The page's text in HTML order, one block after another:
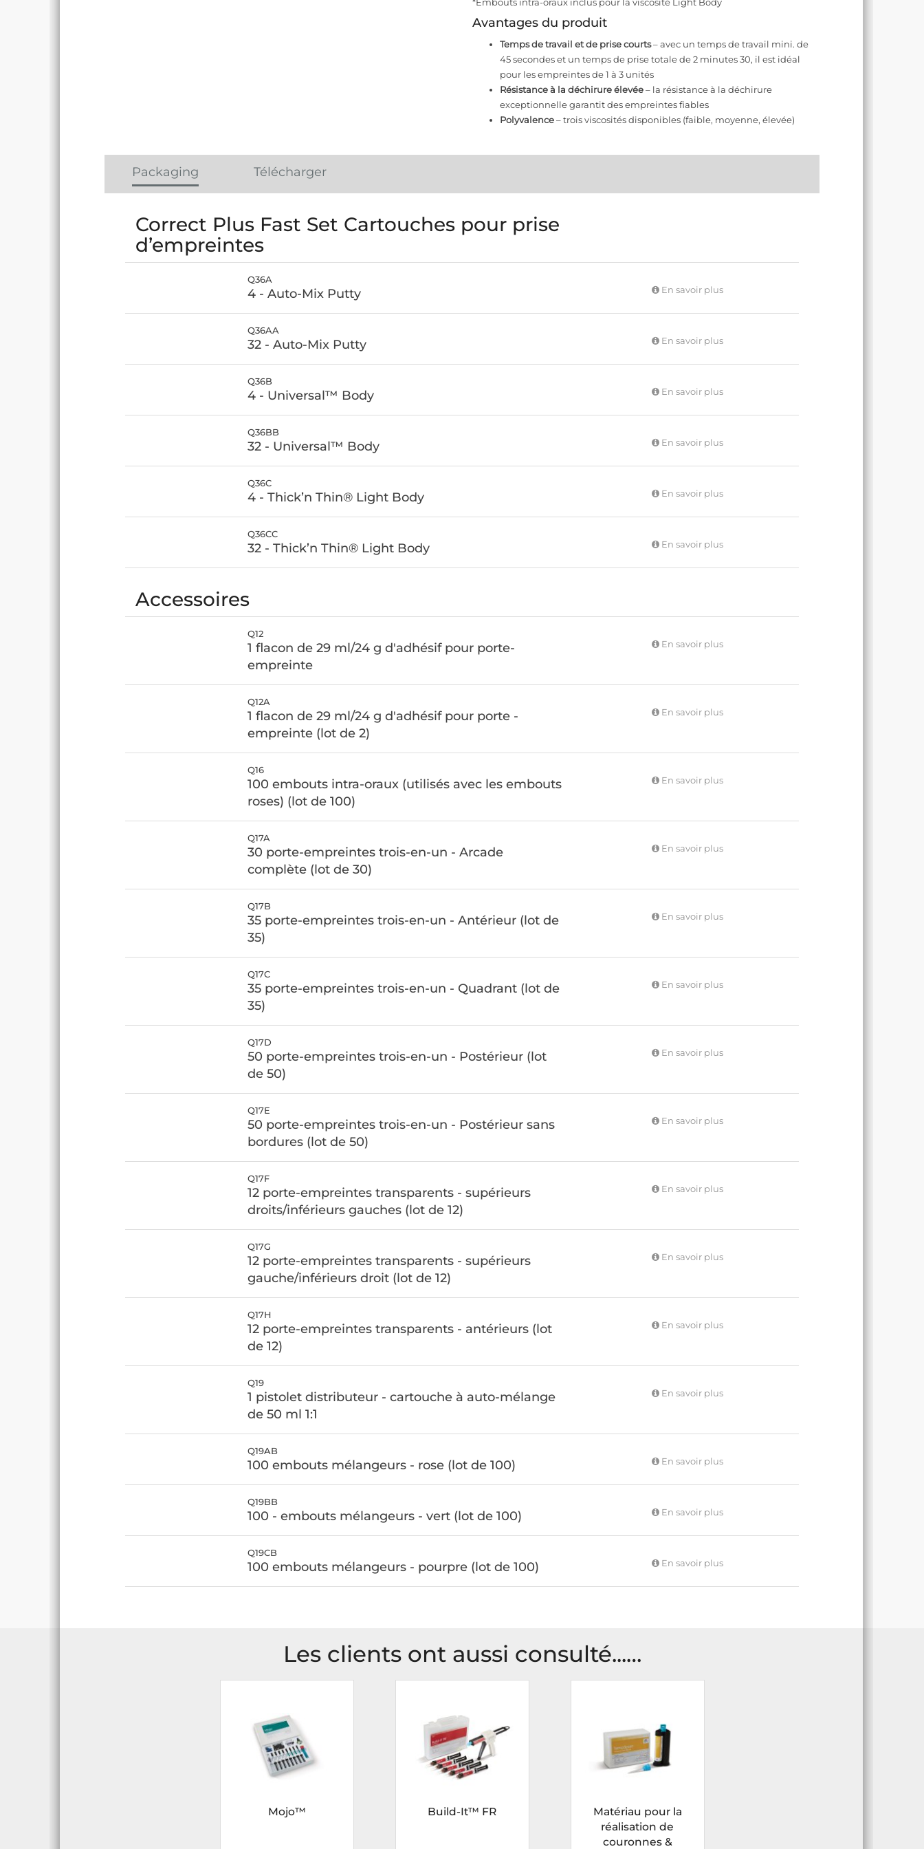
Avantages du produit
Temps de travail et de prise courts– avec un temps de travail mini. de
45 secondes et un temps de prise totale de 2 minutes 30, il est idéal
pour les empreintes de 1 à 3 unités
Résistance à la déchirure élevée– la résistance à la déchirure
exceptionnelle garantit des empreintes fiables
Polyvalence– trois viscosités disponibles (faible, moyenne, élevée)
Packaging Télécharger
Correct Plus Fast Set Cartouches pour prise
d’empreintes
Q36A
4 - Auto-Mix Putty En savoir plus
Q36AA
32 - Auto-Mix Putty En savoir plus
Q36B
4 - Universal™️ Body En savoir plus
Q36BB
32 - Universal™️ Body En savoir plus
Q36C
4 - Thick’n Thin® Light Body En savoir plus
Q36CC
32 - Thick’n Thin® Light Body En savoir plus
Accessoires
Q12
1 flacon de 29 ml/24 g d'adhésif pour porte-
empreinte
En savoir plus
Q12A
1 flacon de 29 ml/24 g d'adhésif pour porte -
empreinte (lot de 2)
En savoir plus
Q16
100 embouts intra-oraux (utilisés avec les embouts
roses) (lot de 100)
En savoir plus
Q17A
30 porte-empreintes trois-en-un - Arcade
complète (lot de 30)
En savoir plus
Q17B
35 porte-empreintes trois-en-un - Antérieur (lot de
35)
En savoir plus
Q17C
35 porte-empreintes trois-en-un - Quadrant (lot de
35)
En savoir plus
Q17D
50 porte-empreintes trois-en-un - Postérieur (lot
de 50)
En savoir plus
Q17E
50 porte-empreintes trois-en-un - Postérieur sans
bordures (lot de 50)
En savoir plus
Q17F
12 porte-empreintes transparents - supérieurs
droits/inférieurs gauches (lot de 12)
En savoir plus
Q17G
12 porte-empreintes transparents - supérieurs
gauche/inférieurs droit (lot de 12)
En savoir plus
Q17H
12 porte-empreintes transparents - antérieurs (lot
de 12)
En savoir plus
Q19
1 pistolet distributeur - cartouche à auto-mélange
de 50 ml 1:1
En savoir plus
Q19AB
100 embouts mélangeurs - rose (lot de 100) En savoir plus
Q19BB
100 - embouts mélangeurs - vert (lot de 100) En savoir plus
Q19CB
100 embouts mélangeurs - pourpre (lot de 100) En savoir plus
Les clients ont aussi consulté...…
Mojo™ Build-It™ FR
Matériau pour la
réalisation de
couronnes &